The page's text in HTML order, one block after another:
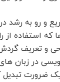
و رو به رشد
که استفاده از
در زبان
یک ضرورت